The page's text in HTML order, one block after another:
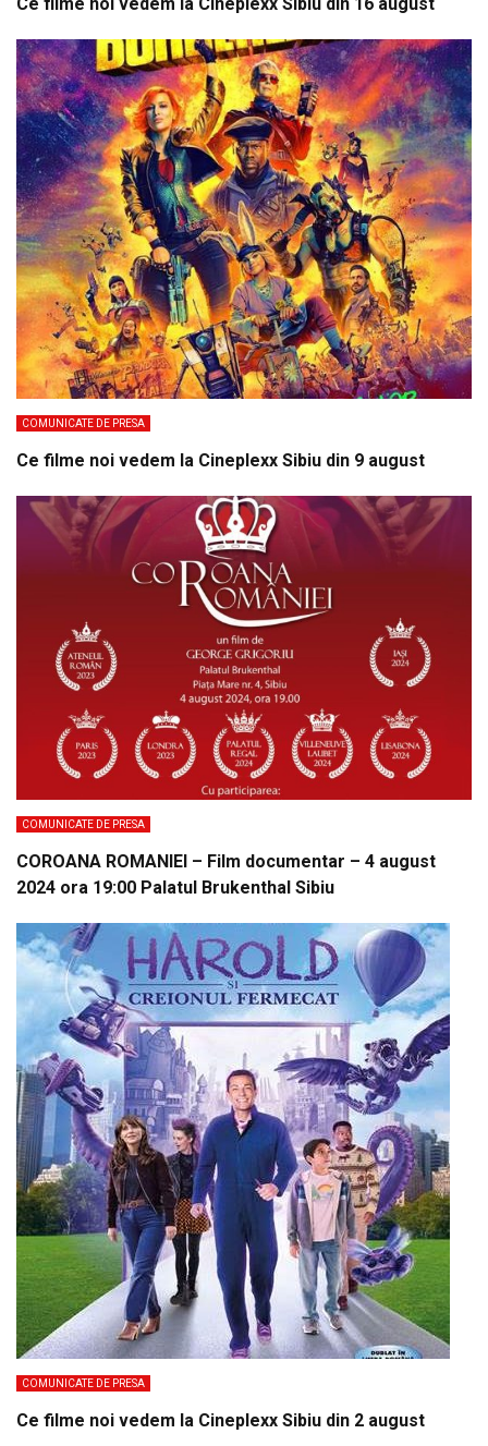
COMUNICATE DE PRESA
Ce filme noi vedem la Cineplexx Sibiu din 9 august
COMUNICATE DE PRESA
COROANA ROMANIEI – Film documentar – 4 august
2024 ora 19:00 Palatul Brukenthal Sibiu
COMUNICATE DE PRESA
Ce filme noi vedem la Cineplexx Sibiu din 2 august